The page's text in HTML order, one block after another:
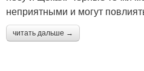
неприятными и могут
читать дальше →